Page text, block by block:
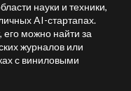
науки и техники,
AI-стартапах.
его можно найти за
журналов или
с виниловыми